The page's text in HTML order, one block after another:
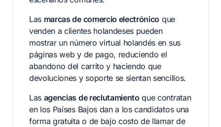
Las marcas de comercio electrónico que
venden a clientes holandeses pueden
mostrar un número virtual holandés en sus
páginas web y de pago, reduciendo el
abandono del carrito y haciendo que
devoluciones y soporte se sientan sencillos.
Las agencias de reclutamiento que contratan
en los Países Bajos dan a los candidatos una
forma gratuita o de bajo costo de llamar de